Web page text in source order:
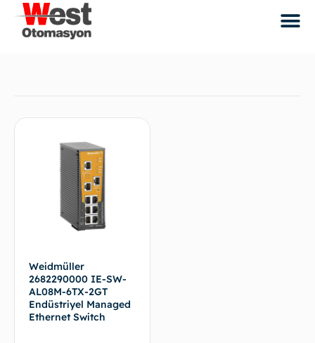
Weidmüller
2682290000 IE-SW-
AL08M-6TX-2GT
Endüstriyel Managed
Ethernet Switch